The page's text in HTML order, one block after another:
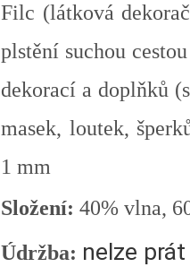
Filc (látková
plstění suchou
dekorací a doplňků
masek, loutek,
1 mm
Složení: 40% vlna,
Údržba: nelze